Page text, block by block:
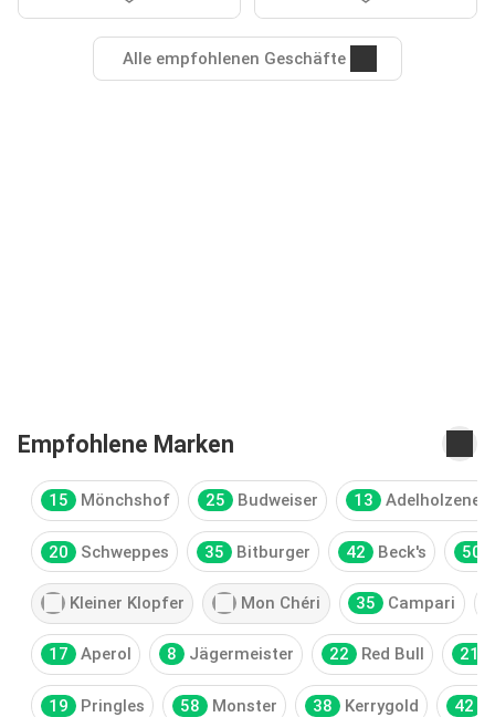
Alle empfohlenen Geschäfte
Empfohlene Marken
15 Mönchshof 25 Budweiser 13 Adelholzener
20 Schweppes 35 Bitburger 42 Beck's 50
Kleiner Klopfer Mon Chéri 35 Campari
17 Aperol 8 Jägermeister 22 Red Bull 21
19 Pringles 58 Monster 38 Kerrygold 42